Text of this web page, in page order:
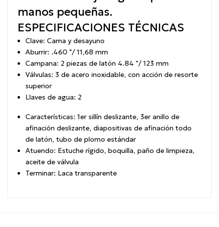
manos pequeñas.
ESPECIFICACIONES TÉCNICAS
Clave: Cama y desayuno
Aburrir: .460 "/ 11,68 mm
Campana: 2 piezas de latón 4.84 "/ 123 mm
Válvulas: 3 de acero inoxidable, con acción de resorte
superior
Llaves de agua: 2
Características: 1er sillín deslizante, 3er anillo de
afinación deslizante, diapositivas de afinación todo
de latón, tubo de plomo estándar
Atuendo: Estuche rígido, boquilla, paño de limpieza,
aceite de válvula
Terminar: Laca transparente